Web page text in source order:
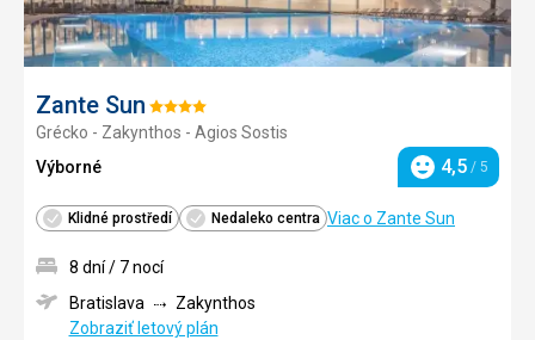
Zante Sun Hodnotenie:
4/5
Grécko - Zakynthos - Agios Sostis
Výborné
Hodnotenie
4,5 / 5
Klidné prostředí Nedaleko centra Viac o Zante Sun
8 dní / 7 nocí
Bratislava
Zakynthos
Zobraziť letový plán